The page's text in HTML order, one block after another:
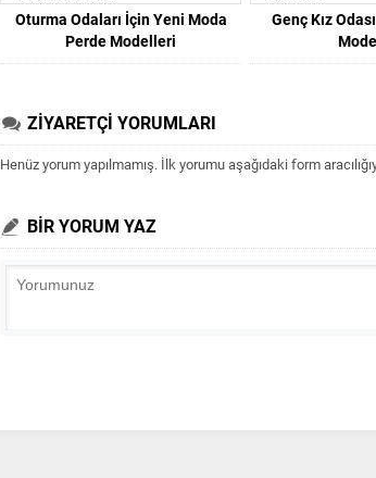
Oturma Odaları İçin Yeni Moda
Perde Modelleri
Genç Kız
ZİYARETÇİ YORUMLARI
Henüz yorum yapılmamış. İlk yorumu aşağıdaki form
BİR YORUM YAZ